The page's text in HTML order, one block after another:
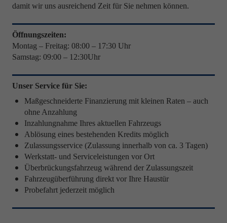
damit wir uns ausreichend Zeit für Sie nehmen können.
Öffnungszeiten:
Montag – Freitag: 08:00 – 17:30 Uhr
Samstag: 09:00 – 12:30Uhr
Unser Service für Sie:
Maßgeschneiderte Finanzierung mit kleinen Raten – auch
ohne Anzahlung
Inzahlungnahme Ihres aktuellen Fahrzeugs
Ablösung eines bestehenden Kredits möglich
Zulassungsservice (Zulassung innerhalb von ca. 3 Tagen)
Werkstatt- und Serviceleistungen vor Ort
Überbrückungsfahrzeug während der Zulassungszeit
Fahrzeugüberführung direkt vor Ihre Haustür
Probefahrt jederzeit möglich